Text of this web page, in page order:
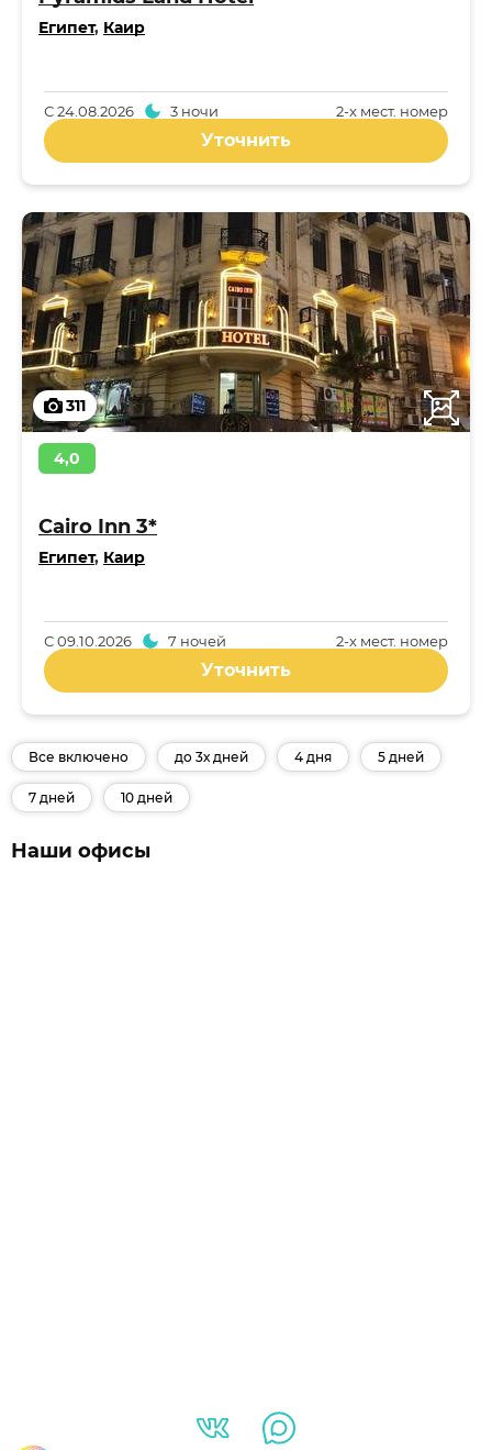
Египет, Каир
2-x мест. номер
С24.08.2026 3 ночи
Уточнить
311
4,0
Cairo Inn 3*
Египет, Каир
2-x мест. номер
С09.10.2026 7 ночей
Уточнить
Все включено до 3х дней 4 дня 5 дней
7 дней 10 дней
Наши офисы